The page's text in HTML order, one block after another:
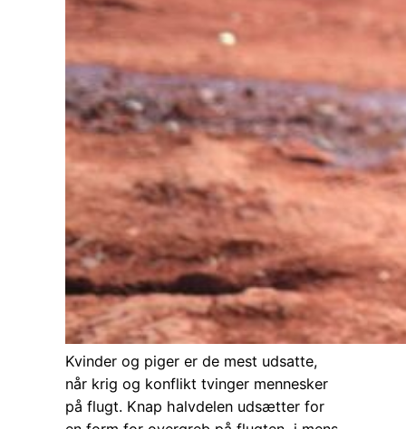
Kvinder og piger er de mest udsatte,
når krig og konflikt tvinger mennesker
på flugt. Knap halvdelen udsætter for